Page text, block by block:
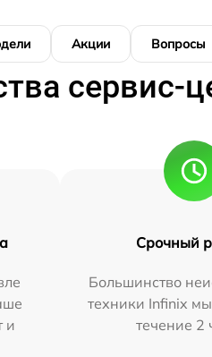
Акции Вопросы
сервис-
и
Срочный
Большинство
техники Infinix
течение 2